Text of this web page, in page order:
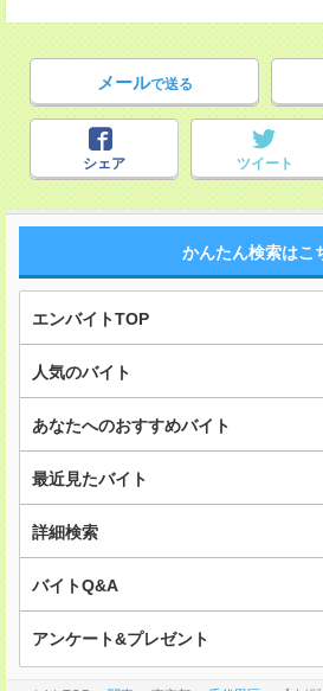
メールで送る
シェア ツイート
かんたん検索はこ
エンバイトTOP
人気のバイト
あなたへのおすすめバイト
最近見たバイト
詳細検索
バイトQ&A
アンケート&プレゼント